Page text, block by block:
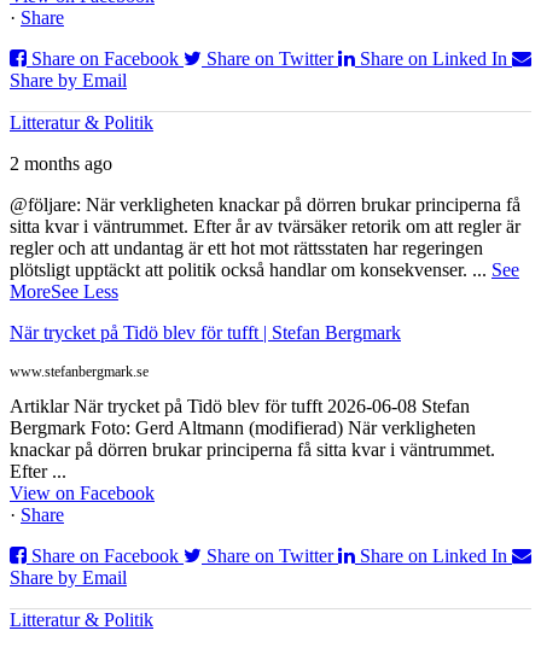
· Share
Share on Facebook
Share on Twitter
Share on Linked In
Share by Email
Litteratur & Politik
2 months ago
@följare: När verkligheten knackar på dörren brukar principerna få
sitta kvar i väntrummet. Efter år av tvärsäker retorik om att regler är
regler och att undantag är ett hot mot rättsstaten har regeringen
plötsligt upptäckt att politik också handlar om konsekvenser. ... See
MoreSee Less
När trycket på Tidö blev för tufft | Stefan Bergmark
www.stefanbergmark.se
Artiklar När trycket på Tidö blev för tufft 2026-06-08 Stefan
Bergmark Foto: Gerd Altmann (modifierad) När verkligheten
knackar på dörren brukar principerna få sitta kvar i väntrummet.
Efter ...
View on Facebook
· Share
Share on Facebook
Share on Twitter
Share on Linked In
Share by Email
Litteratur & Politik